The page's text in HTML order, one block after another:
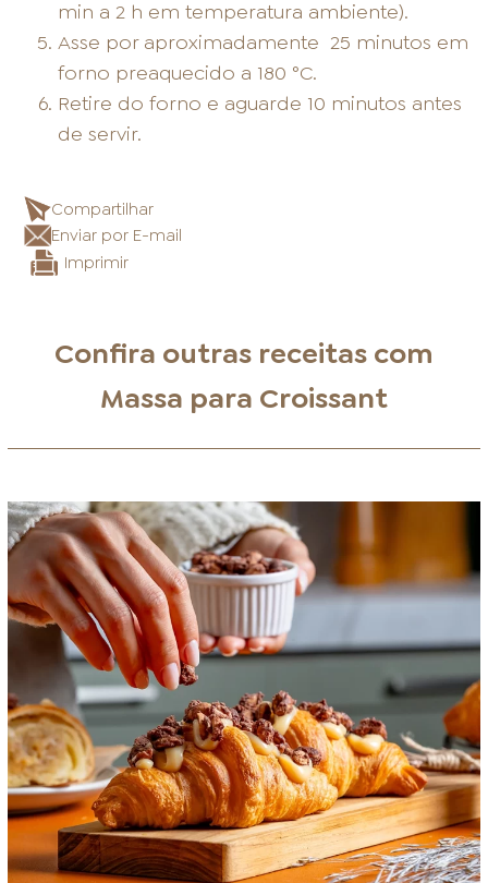
min a 2 h em temperatura ambiente).
Asse por aproximadamente 25 minutos em
forno preaquecido a 180 °C.
Retire do forno e aguarde 10 minutos antes
de servir.
Compartilhar
Enviar por E-mail
Imprimir
Confira outras receitas com
Massa para Croissant